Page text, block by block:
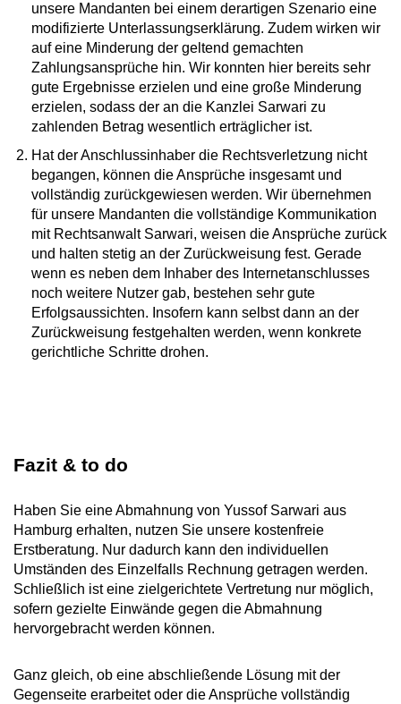
unsere Mandanten bei einem derartigen Szenario eine
modifizierte Unterlassungserklärung. Zudem wirken wir
auf eine Minderung der geltend gemachten
Zahlungsansprüche hin. Wir konnten hier bereits sehr
gute Ergebnisse erzielen und eine große Minderung
erzielen, sodass der an die Kanzlei Sarwari zu
zahlenden Betrag wesentlich erträglicher ist.
Hat der Anschlussinhaber die Rechtsverletzung nicht
begangen, können die Ansprüche insgesamt und
vollständig zurückgewiesen werden. Wir übernehmen
für unsere Mandanten die vollständige Kommunikation
mit Rechtsanwalt Sarwari, weisen die Ansprüche zurück
und halten stetig an der Zurückweisung fest. Gerade
wenn es neben dem Inhaber des Internetanschlusses
noch weitere Nutzer gab, bestehen sehr gute
Erfolgsaussichten. Insofern kann selbst dann an der
Zurückweisung festgehalten werden, wenn konkrete
gerichtliche Schritte drohen.
Fazit & to do
Haben Sie eine Abmahnung von Yussof Sarwari aus
Hamburg erhalten, nutzen Sie unsere kostenfreie
Erstberatung. Nur dadurch kann den individuellen
Umständen des Einzelfalls Rechnung getragen werden.
Schließlich ist eine zielgerichtete Vertretung nur möglich,
sofern gezielte Einwände gegen die Abmahnung
hervorgebracht werden können.
Ganz gleich, ob eine abschließende Lösung mit der
Gegenseite erarbeitet oder die Ansprüche vollständig